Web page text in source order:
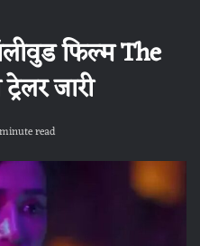
फिल्म The
जारी
read